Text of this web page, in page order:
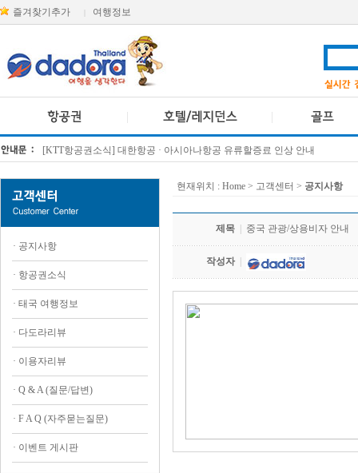
즐겨찾기추가 여행정보
[KTT항공권소식] 대한항공 · 아시아나항공 유류할증료 인상 안내
· 공지사항
· 항공권소식
· 태국 여행정보
· 다도라리뷰
· 이용자리뷰
· Q & A (질문/답변)
· F A Q (자주묻는질문)
· 이벤트 게시판
현재위치 : Home > 고객센터 > 공지사항
제목 중국 관광/상용비자 안내
작성자